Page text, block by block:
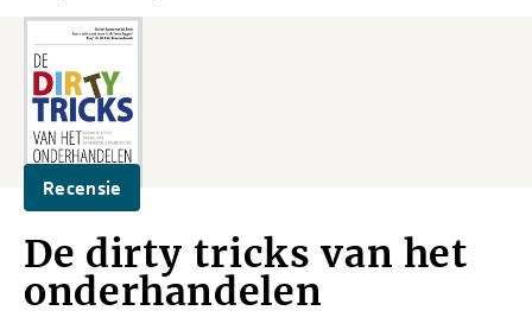
Recensie
De dirty tricks van het
onderhandelen